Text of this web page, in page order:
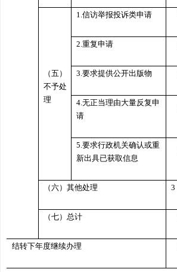
（五）
不予处
理
1. 信访举报投诉类申请
2. 重复申请
3. 要求提供公开出版物
4. 无正当理由大量反复申
请
5. 要求行政机关确认或重
新出具已获取信息
（六）其他处理 3
（七）总计
、结转下年度继续办理